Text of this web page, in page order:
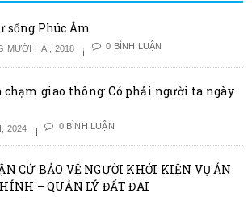
sống Phúc Âm
MƯỜI HAI, 2018 0 BÌNH LUẬN
chạm giao thông: Có phải người ta ngày
2024 0 BÌNH LUẬN
CỨ BẢO VỆ NGƯỜI KHỞI KIỆN VỤ ÁN
– QUẢN LÝ ĐẤT ĐAI